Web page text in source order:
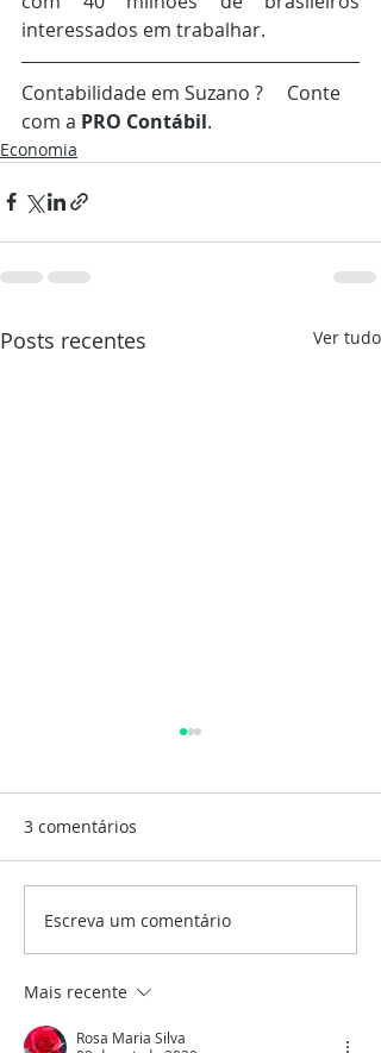
interessados em trabalhar.
Contabilidade em Suzano ?     Conte
com a PRO Contábil.
Economia
Posts recentes Ver tudo
Privatização da SABESP
3 comentários
Escreva um comentário
Mais recente
Rosa Maria Silva